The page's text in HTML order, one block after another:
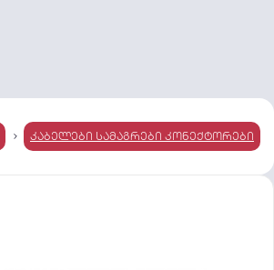
კაბელები სამაგრები კონექტორები